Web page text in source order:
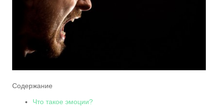
Содержание
Что такое эмоции?